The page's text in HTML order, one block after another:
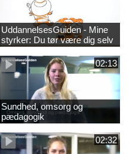
UddannelsesGuiden - Mine
styrker: Du tør være dig selv
02:13
Sundhed, omsorg og
pædagogik
02:32